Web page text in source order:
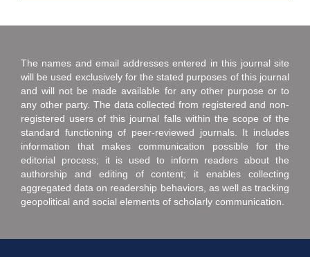
The names and email addresses entered in this journal site
will be used exclusively for the stated purposes of this journal
and will not be made available for any other purpose or to
any other party. The data collected from registered and non-
registered users of this journal falls within the scope of the
standard functioning of peer-reviewed journals. It includes
information that makes communication possible for the
editorial process; it is used to inform readers about the
authorship and editing of content; it enables collecting
aggregated data on readership behaviors, as well as tracking
geopolitical and social elements of scholarly communication.